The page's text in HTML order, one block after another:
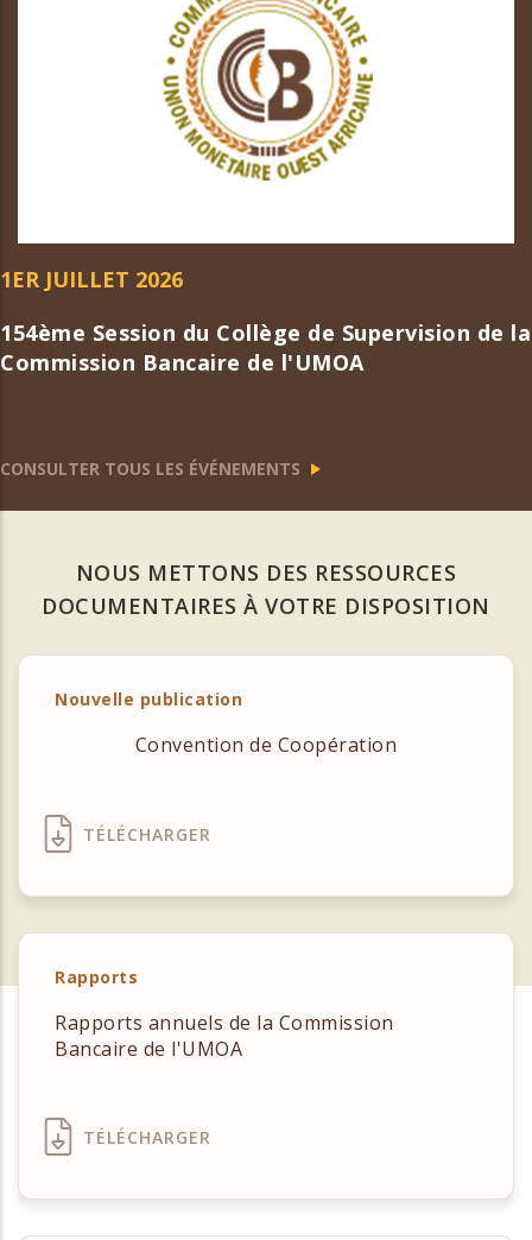
1ER JUILLET 2026
154ème Session du Collège de Supervision de la
Commission Bancaire de l'UMOA
CONSULTER TOUS LES ÉVÉNEMENTS
NOUS METTONS DES RESSOURCES
DOCUMENTAIRES À VOTRE DISPOSITION
Nouvelle publication
Convention de Coopération
TÉLÉCHARGER
Rapports
Rapports annuels de la Commission
Bancaire de l'UMOA
TÉLÉCHARGER